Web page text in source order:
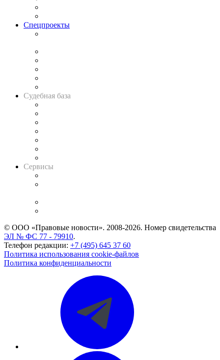
Спецпроекты
Судебная база
Сервисы
© ООО «Правовые новости». 2008-2026. Номер свидетельства
ЭЛ № ФС 77 - 79910.
Телефон редакции: +7 (495) 645 37 60
Политика использования cookie-файлов
Политика конфиденциальности